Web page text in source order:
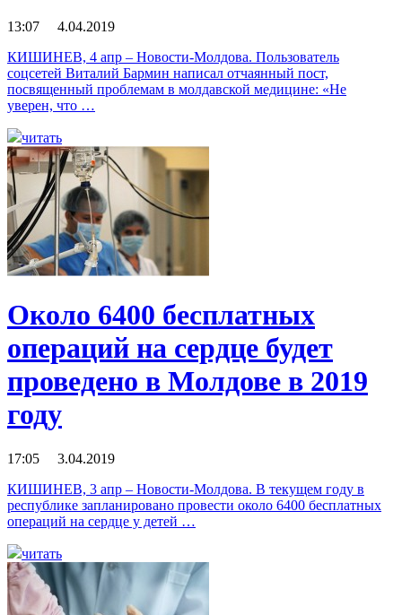
13:07 4.04.2019
КИШИНЕВ, 4 апр – Новости-Молдова. Пользователь
соцсетей Виталий Бармин написал отчаянный пост,
посвященный проблемам в молдавской медицине: «Не
уверен, что …
читать
Около 6400 бесплатных
операций на сердце будет
проведено в Молдове в 2019
году
17:05 3.04.2019
КИШИНЕВ, 3 апр – Новости-Молдова. В текущем году в
республике запланировано провести около 6400 бесплатных
операций на сердце у детей …
читать